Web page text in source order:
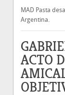
MAD Pasta
Argentina.
ACTO